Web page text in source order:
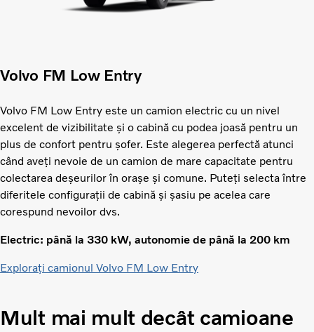
Volvo FM Low Entry
Volvo FM Low Entry este un camion electric cu un nivel
excelent de vizibilitate și o cabină cu podea joasă pentru un
plus de confort pentru șofer. Este alegerea perfectă atunci
când aveți nevoie de un camion de mare capacitate pentru
colectarea deșeurilor în orașe și comune. Puteți selecta între
diferitele configurații de cabină și șasiu pe acelea care
corespund nevoilor dvs.
Electric: până la 330 kW, autonomie de până la 200 km
Explorați camionul Volvo FM Low Entry
Mult mai mult decât camioane